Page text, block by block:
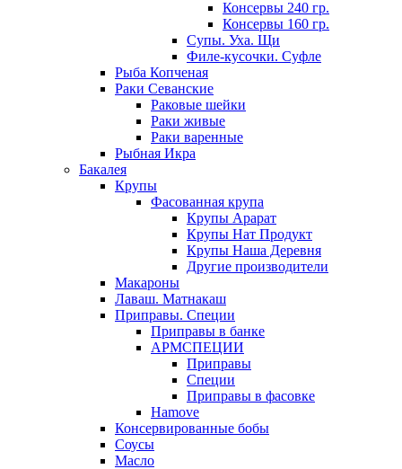
Консервы 240 гр.
Консервы 160 гр.
Супы. Уха. Щи
Филе-кусочки. Суфле
Рыба Копченая
Раки Севанские
Раковые шейки
Раки живые
Раки варенные
Рыбная Икра
Бакалея
Крупы
Фасованная крупа
Крупы Арарат
Крупы Нат Продукт
Крупы Наша Деревня
Другие производители
Макароны
Лаваш. Матнакаш
Приправы. Специи
Приправы в банке
АРМСПЕЦИИ
Приправы
Специи
Приправы в фасовке
Hamove
Консервированные бобы
Соусы
Масло